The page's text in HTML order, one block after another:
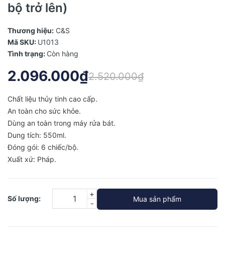
bộ trở lên)
Thương hiệu: C&S
Mã SKU: U1013
Tình trạng: Còn hàng
2.096.000₫2.520.000₫
Chất liệu thủy tinh cao cấp.
An toàn cho sức khỏe.
Dùng an toàn trong máy rửa bát.
Dung tích: 550ml.
Đóng gói: 6 chiếc/bộ.
Xuất xứ: Pháp.
Số lượng:
-
+
Mua sản phẩm